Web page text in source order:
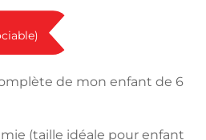
de mon enfant de 6
(taille idéale pour enfant